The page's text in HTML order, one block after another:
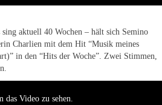
aktuell 40 Wochen – hält sich Semino
Charlien mit dem Hit “Musik meines
in den “Hits der Woche”. Zwei Stimmen,
Video zu sehen.